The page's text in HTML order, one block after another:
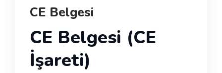
CE Belgesi
CE Belgesi (CE
İşareti)